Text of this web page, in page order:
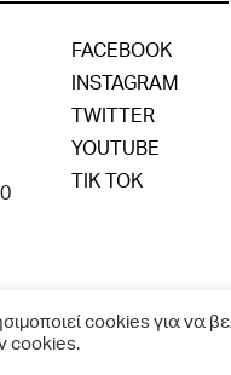
FACEBOOK
INSTAGRAM
TWITTER
YOUTUBE
TIK TOK
cookies για να
cookies.